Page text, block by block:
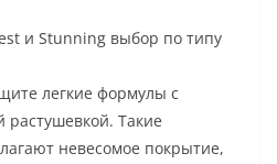
и Stunning выбор по типу
легкие формулы с
растушевкой. Такие
невесомое покрытие,